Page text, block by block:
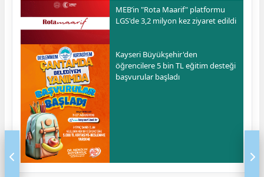
MEB’in "Rota Maarif" platformu
LGS'de 3,2 milyon kez ziyaret edildi
Kayseri Büyükşehir'den
öğrencilere 5 bin TL eğitim desteği
başvurular başladı